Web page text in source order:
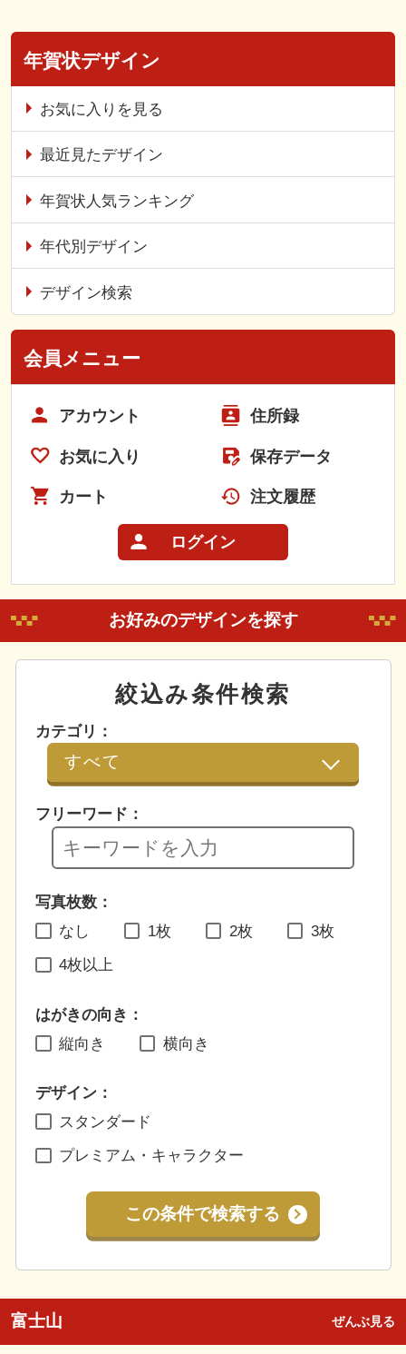
年賀状デザイン
お気に入りを見る
最近見たデザイン
年賀状人気ランキング
年代別デザイン
デザイン検索
会員メニュー
アカウント 住所録
お気に入り 保存データ
カート 注文履歴
ログイン
お好みのデザインを探す
絞込み条件検索
カテゴリ：
フリーワード：
写真枚数：
なし
1枚 2枚 3枚
4枚以上
はがきの向き：
縦向き
横向き
デザイン：
スタンダード
プレミアム・キャラクター
この条件で検索する
富士山 ぜんぶ見る